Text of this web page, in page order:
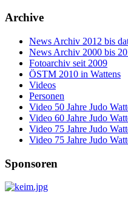
Archive
News Archiv 2012 bis
News Archiv 2000 bis
Fotoarchiv seit 2009
ÖSTM 2010 in Wattens
Videos
Personen
Video 50 Jahre Judo
Video 60 Jahre Judo
Video 75 Jahre Judo
Video 75 Jahre Judo
Sponsoren